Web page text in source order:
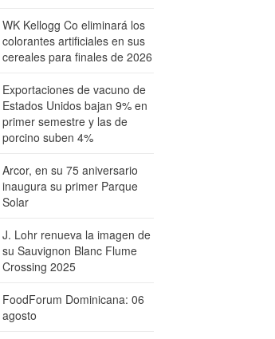
WK Kellogg Co eliminará los
colorantes artificiales en sus
cereales para finales de 2026
Exportaciones de vacuno de
Estados Unidos bajan 9% en
primer semestre y las de
porcino suben 4%
Arcor, en su 75 aniversario
inaugura su primer Parque
Solar
J. Lohr renueva la imagen de
su Sauvignon Blanc Flume
Crossing 2025
FoodForum Dominicana: 06
agosto